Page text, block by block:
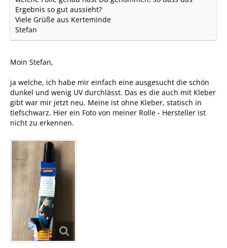
Ergebnis so gut aussieht?
Viele Grüße aus Kerteminde
Stefan
Moin Stefan,
ja welche, ich habe mir einfach eine ausgesucht die schön
dunkel und wenig UV durchlässt. Das es die auch mit Kleber
gibt war mir jetzt neu. Meine ist ohne Kleber, statisch in
tiefschwarz. Hier ein Foto von meiner Rolle - Hersteller ist
nicht zu erkennen.